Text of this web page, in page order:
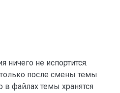
ничего не испортится.
после смены темы
файлах темы хранятся